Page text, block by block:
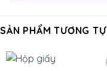
SẢN PHẨM TƯƠNG TỰ